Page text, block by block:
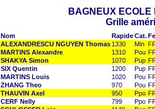
BAGNEUX
Grille
Nom RapideCat.
ALEXANDRESCU NGUYEN Thomas 1330 Min
MARTINS Alexandre 1310 Pou
SHAKYA Simon 1070 Pup
SIX Quentin 1200 Pup
MARTINS Louis 1020 Pou
ZHANG Theo 970 Pou
THAUVIN Axel 950 Ppo
CERF Nelly 799 Ppo